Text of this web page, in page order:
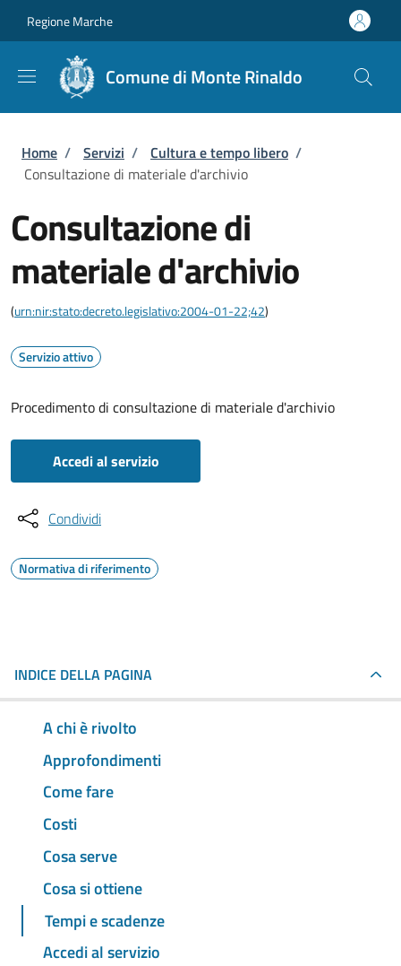
Regione Marche
Comune di Monte Rinaldo
Briciole di pane
Home / Servizi / Cultura e tempo libero /
Consultazione di materiale d'archivio
Consultazione di
materiale d'archivio
(urn:nir:stato:decreto.legislativo:2004-01-22;42)
Servizio attivo
Procedimento di consultazione di materiale d'archivio
Accedi al servizio
Condividi
Normativa di riferimento
INDICE DELLA PAGINA
A chi è rivolto
Approfondimenti
Come fare
Costi
Cosa serve
Cosa si ottiene
Tempi e scadenze
Accedi al servizio